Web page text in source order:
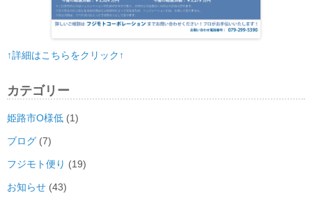
↑詳細はこちらをクリック↑
カテゴリー
姫路市O様低 (1)
ブログ (7)
フジモト便り (19)
お知らせ (43)